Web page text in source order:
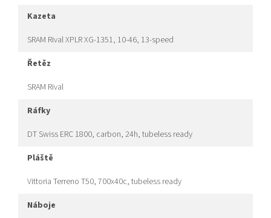
kazeta
SRAM Rival XPLR XG-1351, 10-46, 13-speed
řetěz
SRAM Rival
ráfky
DT Swiss ERC 1800, carbon, 24h, tubeless ready
pláště
Vittoria Terreno T50, 700x40c, tubeless ready
náboje